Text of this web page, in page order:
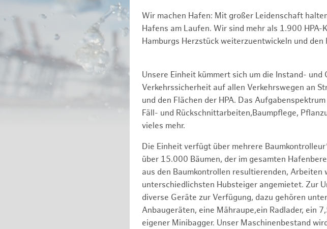
Wir machen Hafen: Mit großer Leidenschaft
Hafens am Laufen. Wir sind mehr als 1.900
Hamburgs Herzstück weiterzuentwickeln und
Unsere Einheit kümmert sich um die Instand-
Verkehrssicherheit auf allen Verkehrswegen an
und den Flächen der HPA. Das
Fäll- und Rückschnittarbeiten,Baumpflege,
vieles mehr.
Die Einheit verfügt über mehrere
über 15.000 Bäumen, der im gesamten
aus den Baumkontrollen resultierenden, Arbeiten
unterschiedlichsten Hubsteiger angemietet. Zur
diverse Geräte zur Verfügung, dazu gehören
Anbaugeräten, eine Mähraupe,ein Radlader, ein
eigener Minibagger. Unser Maschinenbestand